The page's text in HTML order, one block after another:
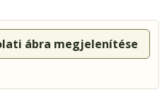
ábra megjelenítése